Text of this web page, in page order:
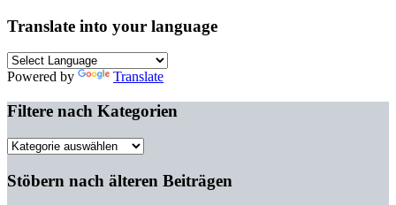
Translate into your language
Powered by Translate
Filtere nach Kategorien
Filtere
Kategorien
Stöbern nach älteren Beiträgen